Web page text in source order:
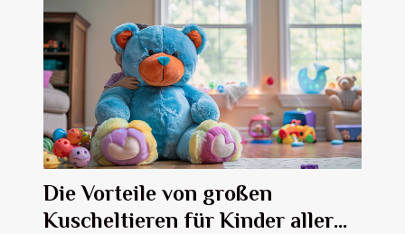
Die Vorteile von großen
Kuscheltieren für Kinder aller